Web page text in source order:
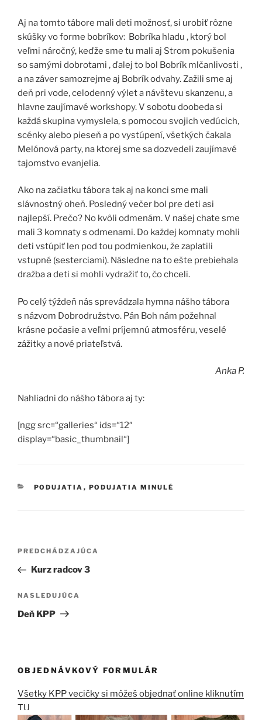
Aj na tomto tábore mali deti možnosť, si urobiť rôzne
skúšky vo forme bobríkov: Bobríka hladu , ktorý bol
veľmi náročný, keďže sme tu mali aj Strom pokušenia
so samými dobrotami , ďalej to bol Bobrík mlčanlivosti ,
a na záver samozrejme aj Bobrík odvahy. Zažili sme aj
deň pri vode, celodenný výlet a návštevu skanzenu, a
hlavne zaujímavé workshopy. V sobotu doobeda si
každá skupina vymyslela, s pomocou svojich vedúcich,
scénky alebo pieseň a po vystúpení, všetkých čakala
Melónová party, na ktorej sme sa dozvedeli zaujímavé
tajomstvo evanjelia.
Ako na začiatku tábora tak aj na konci sme mali
slávnostný oheň. Posledný večer bol pre deti asi
najlepší. Prečo? No kvôli odmenám. V našej chate sme
mali 3 komnaty s odmenami. Do každej komnaty mohli
deti vstúpiť len pod tou podmienkou, že zaplatili
vstupné (sesterciami). Následne na to ešte prebiehala
dražba a deti si mohli vydražiť to, čo chceli.
Po celý týždeň nás sprevádzala hymna nášho tábora
s názvom Dobrodružstvo. Pán Boh nám požehnal
krásne počasie a veľmi príjemnú atmosféru, veselé
zážitky a nové priateľstvá.
Anka P.
Nahliadni do nášho tábora aj ty:
[ngg src=“galleries“ ids=“12″
display=“basic_thumbnail“]
KATEGÓRIE
PODUJATIA , PODUJATIA MINULÉ
Navigácia
článku
Predchádzajúci
článok
PREDCHÁDZAJÚCA
Kurz radcov 3
Ďalší
článok
NASLEDUJÚCA
Deň KPP
OBJEDNÁVKOVÝ FORMULÁR
Všetky KPP vecičky si môžeš objednať online kliknutím
TU